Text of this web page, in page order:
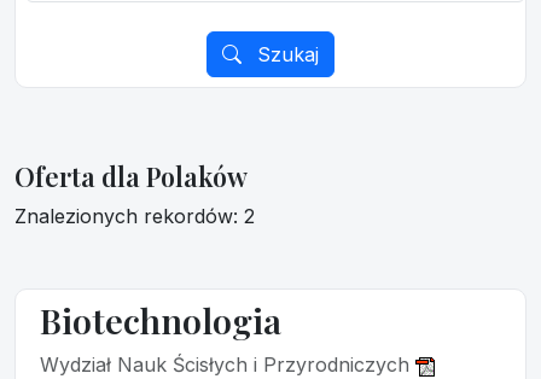
Szukaj
Oferta dla Polaków
Znalezionych rekordów: 2
Biotechnologia
Wydział Nauk Ścisłych i Przyrodniczych